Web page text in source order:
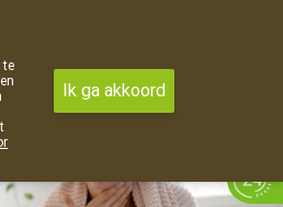
94 03
te
Ik ga akkoord